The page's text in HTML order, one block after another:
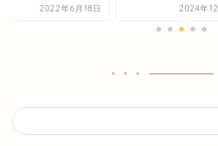
2022年6月18日 2024年